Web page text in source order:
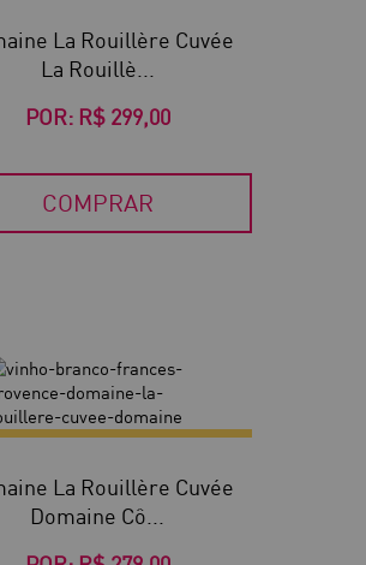
La Rouillère Cuvée
La Rouillè...
POR: R$ 299,00
COMPRAR
La Rouillère Cuvée
Domaine Cô...